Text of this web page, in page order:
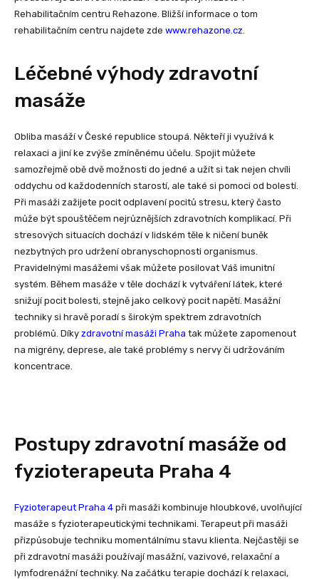
Rehabilitačním centru Rehazone. Bližší informace o tom
rehabilitačním centru najdete zde www.rehazone.cz.
Léčebné výhody zdravotní
masáže
Obliba masáží v České republice stoupá. Někteří ji využívá k
relaxaci a jiní ke zvýše zmíněnému účelu. Spojit můžete
samozřejmě obě dvě možnosti do jedné a užít si tak nejen chvíli
oddychu od každodenních starostí, ale také si pomoci od bolestí.
Při masáži zažijete pocit odplavení pocitů stresu, který často
může být spouštěčem nejrůznějších zdravotních komplikací. Při
stresových situacích dochází v lidském těle k ničení buněk
nezbytných pro udržení obranyschopnosti organismus.
Pravidelnými masážemi však můžete posilovat Váš imunitní
systém. Během masáže v těle dochází k vytváření látek, které
snižují pocit bolesti, stejně jako celkový pocit napětí. Masážní
techniky si hravě poradí s širokým spektrem zdravotních
problémů. Díky zdravotní masáži Praha tak můžete zapomenout
na migrény, deprese, ale také problémy s nervy či udržováním
koncentrace.
Postupy zdravotní masáže od
fyzioterapeuta Praha 4
Fyzioterapeut Praha 4 při masáži kombinuje hloubkové, uvolňující
masáže s fyzioterapeutickými technikami. Terapeut při masáži
přizpůsobuje techniku momentálnímu stavu klienta. Nejčastěji se
při zdravotní masáži používají masážní, vazivové, relaxační a
lymfodrenážní techniky. Na začátku terapie dochází k relaxaci,